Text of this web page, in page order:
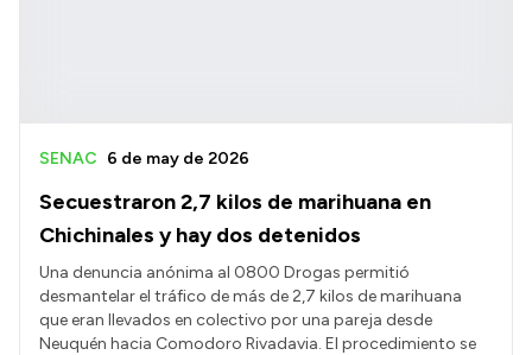
Secuestraron 2,7 kilos de marihuana en
Chichinales y hay dos detenidos
SENAC 6 de may de 2026
Una denuncia anónima al 0800 Drogas permitió
desmantelar el tráfico de más de 2,7 kilos de marihuana
que eran llevados en colectivo por una pareja desde
Neuquén hacia Comodoro Rivadavia. El procedimiento se